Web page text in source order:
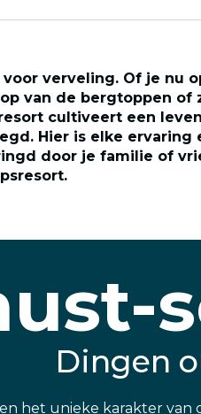
verveling. Of je nu
van de bergtoppen of
cultiveert een
Hier is elke ervaring
door je familie of
Dingen
het unieke karakter van